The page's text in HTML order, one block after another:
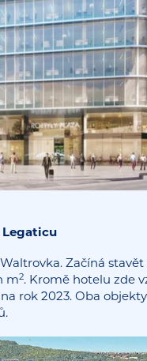
Legaticu
Začíná
m2. Kromě hotelu zde
rok 2023. Oba